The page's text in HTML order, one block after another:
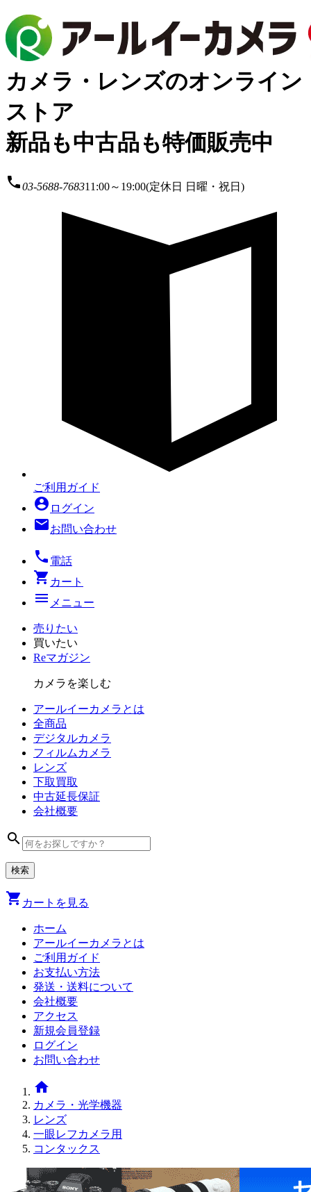
カメラ・レンズのオンライン
ストア
新品も中古品も特価販売中
local_phone03-5688-768311:00～19:00(定休日 日曜・祝日)
ご利用ガイド
account_circle ログイン
mailお問い合わせ
local_phone 電話
shopping_cart カート
menu メニュー
売りたい
買いたい
Reマガジン
カメラを楽しむ
アールイーカメラとは
全商品
デジタルカメラ
フィルム カメラ
レンズ
下取買取
中古延長保証
会社概要
search
shopping_cart カートを見る
ホーム
アールイーカメラとは
ご利用ガイド
お支払い方法
発送・送料について
会社概要
アクセス
新規会員登録
ログイン
お問い合わせ
home
カメラ・光学機器
レンズ
一眼レフカメラ用
コンタックス